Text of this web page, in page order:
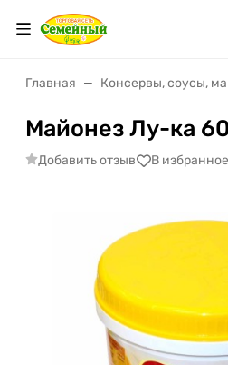
Главная Консервы, соусы,
Майонез Лу-ка
Добавить отзыв В избранное